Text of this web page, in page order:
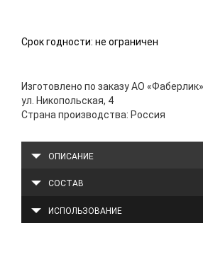
Срок годности: не ограничен
Изготовлено по заказу АО
ул. Никопольская, 4
Страна производства: Россия
ОПИСАНИЕ
СОСТАВ
ИСПОЛЬЗОВАНИЕ